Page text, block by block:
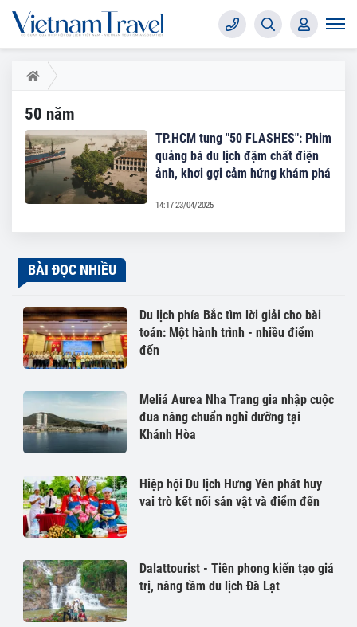
50 năm
TP.HCM tung "50 FLASHES": Phim
quảng bá du lịch đậm chất điện
ảnh, khơi gợi cảm hứng khám phá
14:17 23/04/2025
BÀI ĐỌC NHIỀU
Du lịch phía Bắc tìm lời giải cho bài
toán: Một hành trình - nhiều điểm
đến
Meliá Aurea Nha Trang gia nhập cuộc
đua nâng chuẩn nghỉ dưỡng tại
Khánh Hòa
Hiệp hội Du lịch Hưng Yên phát huy
vai trò kết nối sản vật và điểm đến
Dalattourist - Tiên phong kiến tạo giá
trị, nâng tầm du lịch Đà Lạt